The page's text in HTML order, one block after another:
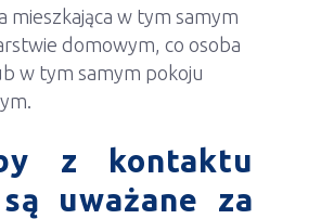
mieszkająca w tym samym
domowym, co osoba
w tym samym pokoju
z kontaktu
uważane za